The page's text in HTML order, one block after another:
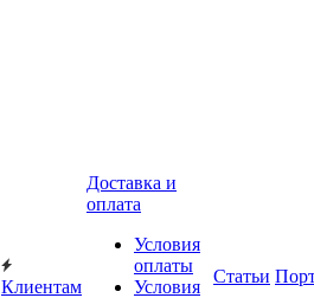
Клиентам
Доставка и
оплата
Условия
оплаты
Условия
Статьи